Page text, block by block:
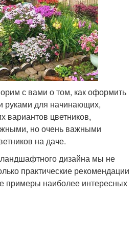
с вами о том, как оформить
руками для начинающих,
вариантов цветников,
но очень важными
на даче.
дизайна мы не
практические рекомендации
примеры наиболее интересных